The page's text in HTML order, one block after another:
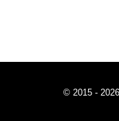
© 2015 -